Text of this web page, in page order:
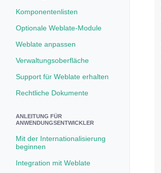
Komponentenlisten
Optionale Weblate-Module
Weblate anpassen
Verwaltungsoberfläche
Support für Weblate erhalten
Rechtliche Dokumente
ANLEITUNG FÜR
ANWENDUNGSENTWICKLER
Mit der Internationalisierung
beginnen
Integration mit Weblate